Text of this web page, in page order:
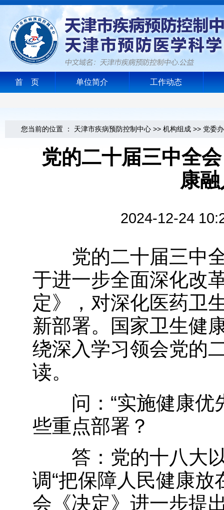
首 页 单位简介 工作动态
您当前的位置 ： 天津市疾病预防控制中心 >> 机构组成 >> 党委
党的二十届三中全
康
2024-12-24
党的二十届三中全
于进一步全面深化改
定》，对深化医药卫
新部署。国家卫生健
绕深入学习领会党的
读。
问：“实施健康优
些重点部署？
答：党的十八大以
调“把保障人民健康放
会《决定》进一步提